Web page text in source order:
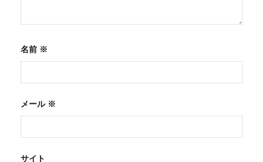
名前 ※
メール ※
サイト